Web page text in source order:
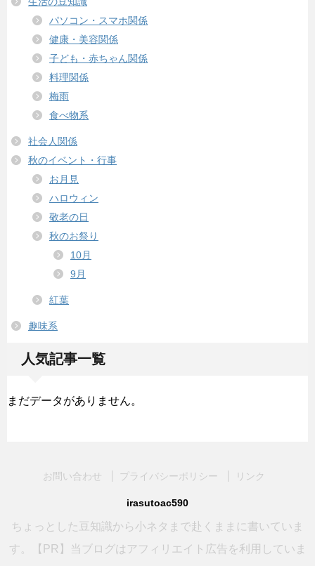
パソコン・スマホ関係
健康・美容関係
子ども・赤ちゃん関係
料理関係
梅雨
食べ物系
社会人関係
秋のイベント・行事
お月見
ハロウィン
敬老の日
秋のお祭り
10月
9月
紅葉
趣味系
人気記事一覧
まだデータがありません。
お問い合わせ プライバシーポリシー リンク
irasutoac590
ちょっとした豆知識から小ネタまで赴くままに書いていま
す。【PR】当ブログはアフィリエイト広告を利用していま